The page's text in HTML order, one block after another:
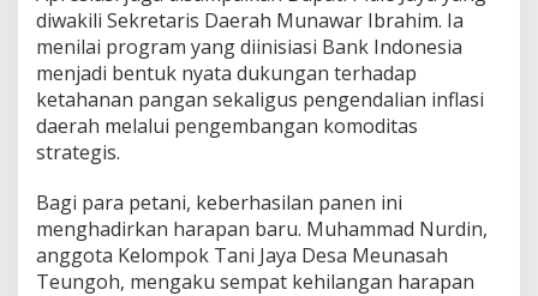
diwakili Sekretaris Daerah Munawar Ibrahim. Ia
menilai program yang diinisiasi Bank Indonesia
menjadi bentuk nyata dukungan terhadap
ketahanan pangan sekaligus pengendalian inflasi
daerah melalui pengembangan komoditas
strategis.
Bagi para petani, keberhasilan panen ini
menghadirkan harapan baru. Muhammad Nurdin,
anggota Kelompok Tani Jaya Desa Meunasah
Teungoh, mengaku sempat kehilangan harapan